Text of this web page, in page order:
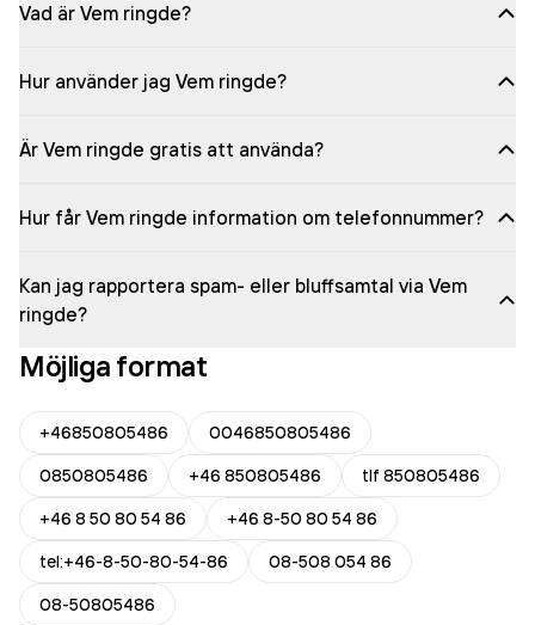
Vad är Vem ringde?
Hur använder jag Vem ringde?
Är Vem ringde gratis att använda?
Hur får Vem ringde information om telefonnummer?
Kan jag rapportera spam- eller bluffsamtal via Vem
ringde?
Möjliga format
+46850805486
0046850805486
0850805486
+46 850805486
tlf 850805486
+46 8 50 80 54 86
+46 8-50 80 54 86
tel:+46-8-50-80-54-86
08-508 054 86
08-50805486